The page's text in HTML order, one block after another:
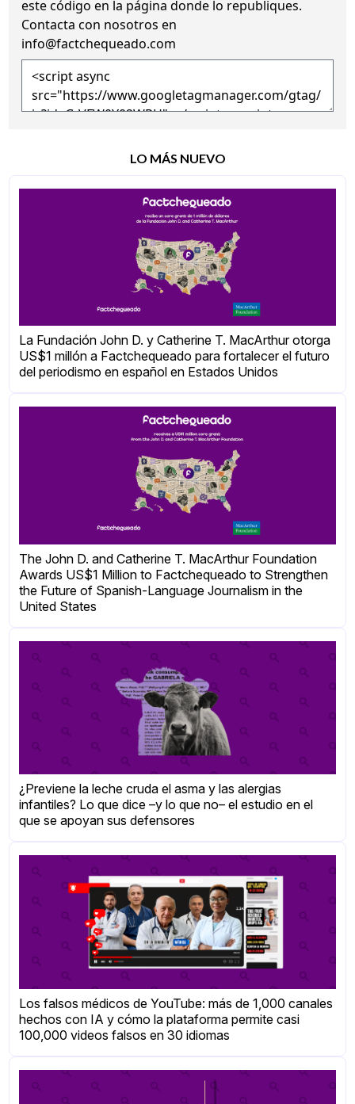
este código en la página donde lo republiques.
Contacta con nosotros en
info@factchequeado.com
LO MÁS NUEVO
La Fundación John D. y Catherine T. MacArthur otorga
US$1 millón a Factchequeado para fortalecer el futuro
del periodismo en español en Estados Unidos
The John D. and Catherine T. MacArthur Foundation
Awards US$1 Million to Factchequeado to Strengthen
the Future of Spanish-Language Journalism in the
United States
¿Previene la leche cruda el asma y las alergias
infantiles? Lo que dice –y lo que no– el estudio en el
que se apoyan sus defensores
Los falsos médicos de YouTube: más de 1,000 canales
hechos con IA y cómo la plataforma permite casi
100,000 videos falsos en 30 idiomas